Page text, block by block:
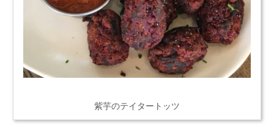
紫芋のテイタートッツ